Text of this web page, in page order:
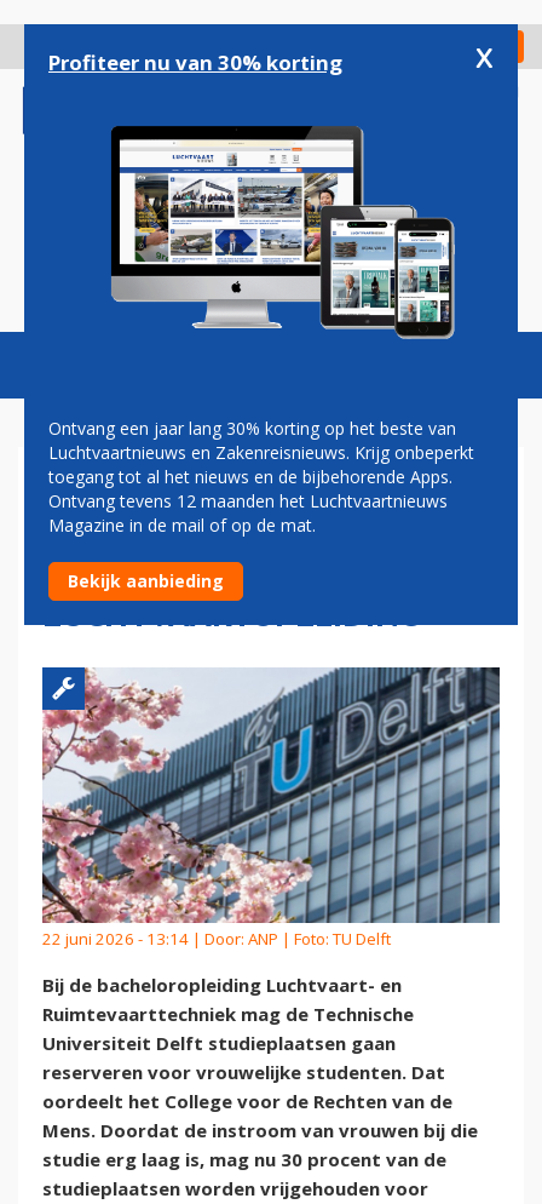
gaan
Check in
Magazine Podcasts Vacatures
COLLEGE: TU DELFT MAG
PLEK VOOR VROUWEN
RESERVEREN BIJ
LUCHTVAARTOPLEIDING
22 juni 2026 - 13:14 | Door: ANP | Foto: TU Delft
Bij de bacheloropleiding Luchtvaart- en
Ruimtevaarttechniek mag de Technische
Universiteit Delft studieplaatsen gaan
reserveren voor vrouwelijke studenten. Dat
oordeelt het College voor de Rechten van de
Mens. Doordat de instroom van vrouwen bij die
studie erg laag is, mag nu 30 procent van de
studieplaatsen worden vrijgehouden voor
Profiteer nu van 30% korting x
Ontvang een jaar lang 30% korting op het beste van
Luchtvaartnieuws en Zakenreisnieuws. Krijg onbeperkt
toegang tot al het nieuws en de bijbehorende Apps.
Ontvang tevens 12 maanden het Luchtvaartnieuws
Magazine in de mail of op de mat.
Bekijk aanbieding